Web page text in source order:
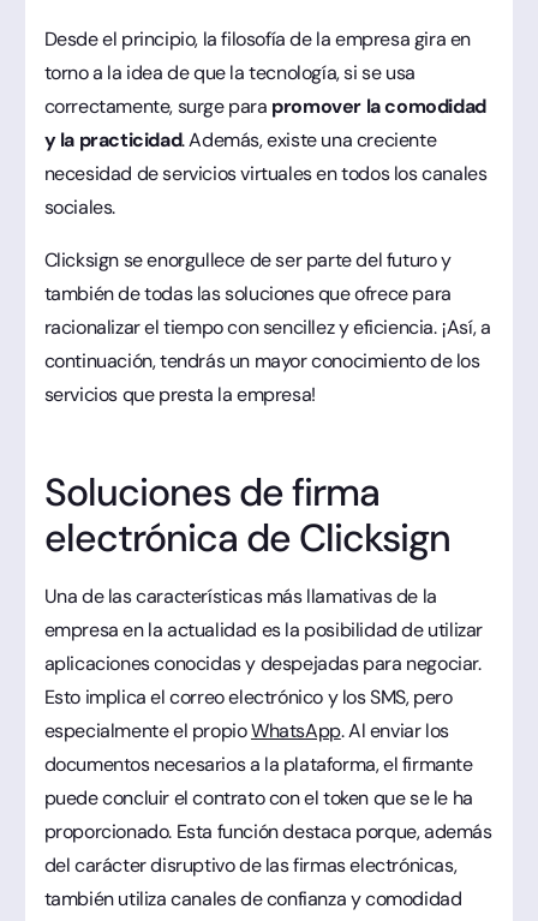
Desde el principio, la filosofía de la empresa gira en
torno a la idea de que la tecnología, si se usa
correctamente, surge para promover la comodidad
y la practicidad. Además, existe una creciente
necesidad de servicios virtuales en todos los canales
sociales.
Clicksign se enorgullece de ser parte del futuro y
también de todas las soluciones que ofrece para
racionalizar el tiempo con sencillez y eficiencia. ¡Así, a
continuación, tendrás un mayor conocimiento de los
servicios que presta la empresa!
Soluciones de firma
electrónica de Clicksign
Una de las características más llamativas de la
empresa en la actualidad es la posibilidad de utilizar
aplicaciones conocidas y despejadas para negociar.
Esto implica el correo electrónico y los SMS, pero
especialmente el propioWhatsApp. Al enviar los
documentos necesarios a la plataforma, el firmante
puede concluir el contrato con el token que se le ha
proporcionado. Esta función destaca porque, además
del carácter disruptivo de las firmas electrónicas,
también utiliza canales de confianza y comodidad